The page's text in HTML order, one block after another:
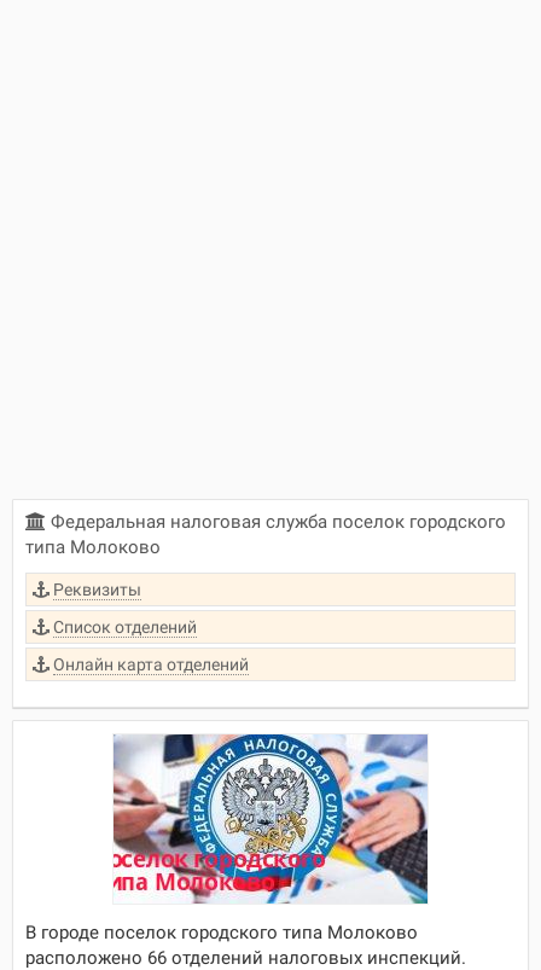
Федеральная налоговая служба поселок городского
типа Молоково
Реквизиты
Список отделений
Онлайн карта отделений
В городе поселок городского типа Молоково
расположено 66 отделений налоговых инспекций.